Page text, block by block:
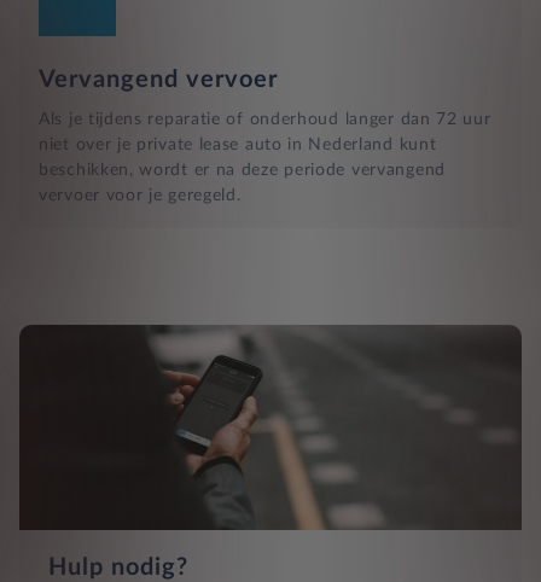
Vervangend vervoer
Als je tijdens reparatie of onderhoud langer dan 72 uur
niet over je private lease auto in Nederland kunt
beschikken, wordt er na deze periode vervangend
vervoer voor je geregeld.
Hulp nodig?